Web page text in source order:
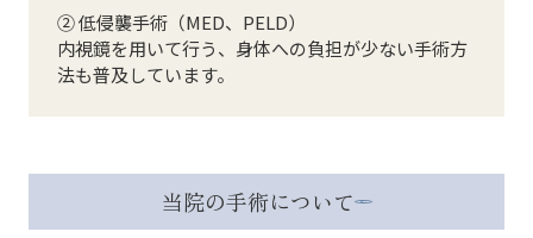
② 低侵襲手術（MED、PELD）
内視鏡を用いて行う、身体への負担が少ない手術方
法も普及しています。
当院の手術について